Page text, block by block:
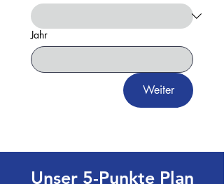
Jahr
Weiter
Unser 5-Punkte Plan